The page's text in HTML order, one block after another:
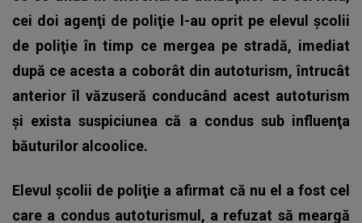
cei doi agenţi de poliţie l-au oprit pe elevul şcolii
de poliţie în timp ce mergea pe stradă, imediat
după ce acesta a coborât din autoturism, întrucât
anterior îl văzuseră conducând acest autoturism
şi exista suspiciunea că a condus sub influenţa
băuturilor alcoolice.
Elevul şcolii de poliţie a afirmat că nu el a fost cel
care a condus autoturismul, a refuzat să meargă